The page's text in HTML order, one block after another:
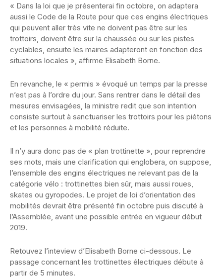
« Dans la loi que je présenterai fin octobre, on adaptera
aussi le Code de la Route pour que ces engins électriques
qui peuvent aller très vite ne doivent pas être sur les
trottoirs, doivent être sur la chaussée ou sur les pistes
cyclables, ensuite les maires adapteront en fonction des
situations locales », affirme Elisabeth Borne.
En revanche, le « permis » évoqué un temps par la presse
n’est pas à l’ordre du jour. Sans rentrer dans le détail des
mesures envisagées, la ministre redit que son intention
consiste surtout à sanctuariser les trottoirs pour les piétons
et les personnes à mobilité réduite.
Il n’y aura donc pas de « plan trottinette », pour reprendre
ses mots, mais une clarification qui englobera, on suppose,
l’ensemble des engins électriques ne relevant pas de la
catégorie vélo : trottinettes bien sûr, mais aussi roues,
skates ou gyropodes. Le projet de loi d’orientation des
mobilités devrait être présenté fin octobre puis discuté à
l’Assemblée, avant une possible entrée en vigueur début
2019.
Retouvez l’inteview d’Elisabeth Borne ci-dessous. Le
passage concernant les trottinettes électriques débute à
partir de 5 minutes.